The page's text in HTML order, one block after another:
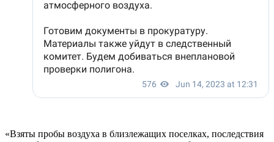
«Взяты пробы воздуха в близлежащих поселках, последствия